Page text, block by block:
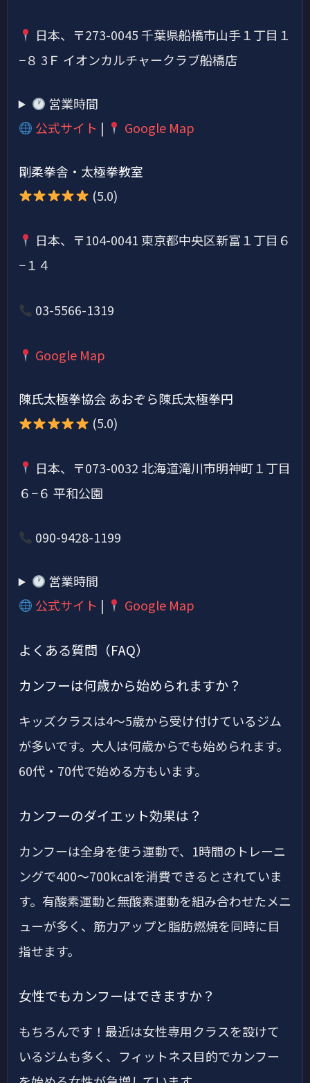
日本、〒273-0045 千葉県船橋市山手１丁目１
−８ 3Ｆ イオンカルチャークラブ船橋店
営業時間
公式サイト | Google Map
剛柔拳舎・太極拳教室
(5.0)
日本、〒104-0041 東京都中央区新富１丁目６
−１４
03-5566-1319
Google Map
陳氏太極拳協会 あおぞら陳氏太極拳円
(5.0)
日本、〒073-0032 北海道滝川市明神町１丁目
６−６ 平和公園
090-9428-1199
営業時間
公式サイト | Google Map
よくある質問（FAQ）
カンフーは何歳から始められますか？
キッズクラスは4〜5歳から受け付けているジム
が多いです。大人は何歳からでも始められます。
60代・70代で始める方もいます。
カンフーのダイエット効果は？
カンフーは全身を使う運動で、1時間のトレーニ
ングで400〜700kcalを消費できるとされていま
す。有酸素運動と無酸素運動を組み合わせたメニ
ューが多く、筋力アップと脂肪燃焼を同時に目
指せます。
女性でもカンフーはできますか？
もちろんです！最近は女性専用クラスを設けて
いるジムも多く、フィットネス目的でカンフー